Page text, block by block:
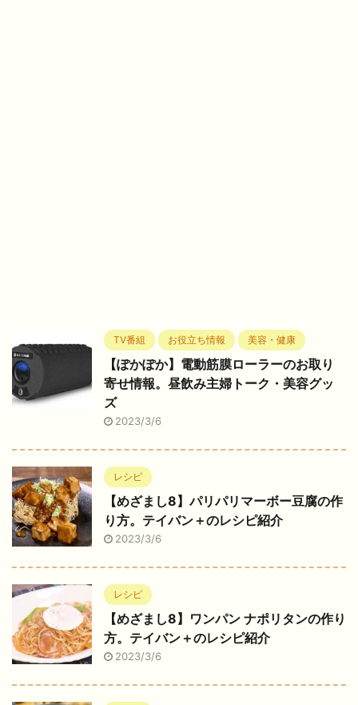
TV番組 お役立ち情報 美容・健康
【ぽかぽか】電動筋膜ローラーのお取り
寄せ情報。昼飲み主婦トーク・美容グッ
ズ
2023/3/6
レシピ
【めざまし8】パリパリマーボー豆腐の作
り方。テイバン＋のレシピ紹介
2023/3/6
レシピ
【めざまし8】ワンパン ナポリタンの作り
方。テイバン＋のレシピ紹介
2023/3/6